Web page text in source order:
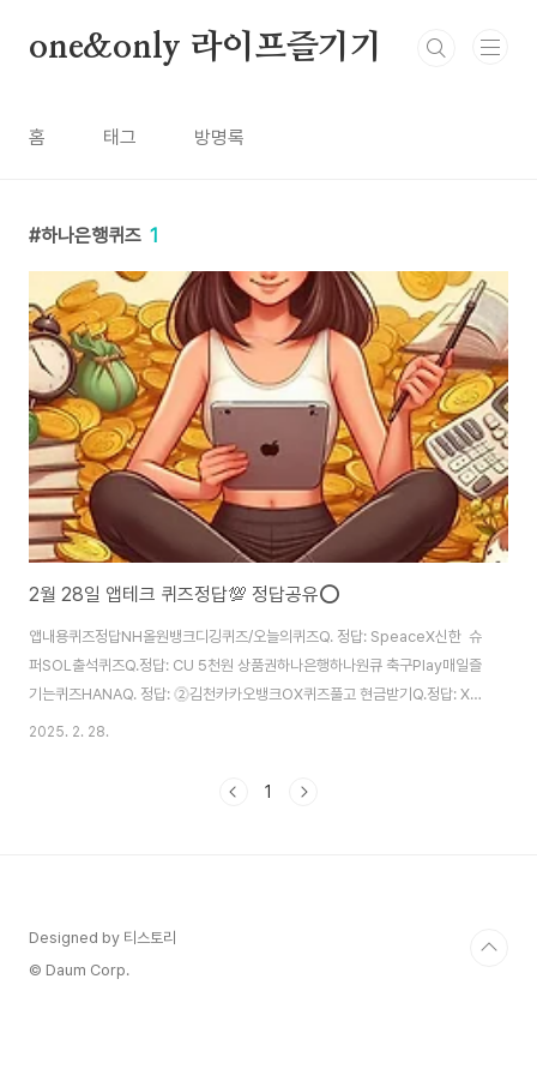
one&only 라이프즐기기
홈 태그 방명록
하나은행퀴즈 1
2월 28일 앱테크 퀴즈정답💯 정답공유⭕️
앱내용퀴즈정답NH올원뱅크디깅퀴즈/오늘의퀴즈Q. 정답: SpeaceX신한 슈
퍼SOL출석퀴즈Q.정답: CU 5천원 상품권하나은행하나원큐 축구Play매일즐
기는퀴즈HANAQ. 정답: ⓶김천카카오뱅크OX퀴즈풀고 현금받기Q.정답: X신
한은행신한SOLBANK쏠퀴즈Q. 정답: 1998년KB스타뱅킹퀴즈 Q.정답: O비
QUIZQ.정답: 2025년 4월 25일 KB PAY오늘의 퀴즈 매일오전10시~Q.정
2025. 2. 28.
1
Designed by 티스토리
© Daum Corp.